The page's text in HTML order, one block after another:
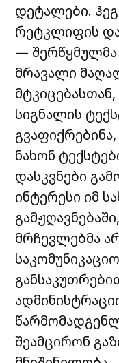
დეტალები.
რეტკლიფის და
— შერწყმულმა
მრავალი
სიგნალის
ნახონ
დასკვნები
ინტერესი იმ
მრჩევლებმა
შეამცირონ